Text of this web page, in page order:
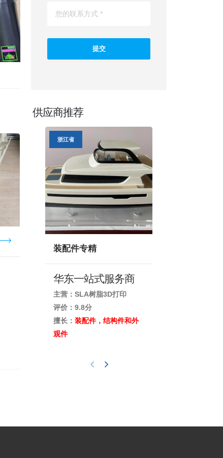
供应商推荐
华东一站式服务商
浙江省
装配件专精
主营：SLA树脂3D打印
评价：9.8分
擅长： 装配件，结构件和外
观件